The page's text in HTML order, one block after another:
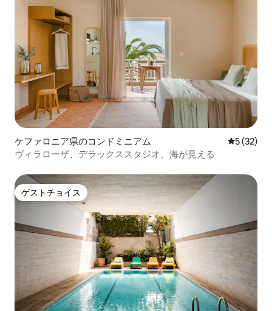
ケファロニア県のコンドミニアム レビュー
5 (32)
ヴィラローザ、デラックススタジオ、海が見える
ゲストチョイス
ゲストチョイス